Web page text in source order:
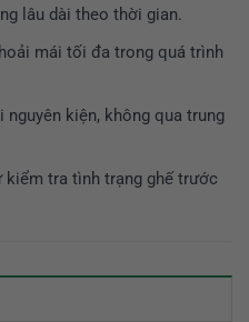
lâu dài theo thời gian.
mái tối đa trong quá trình
nguyên kiện, không qua trung
kiểm tra tình trạng ghế trước